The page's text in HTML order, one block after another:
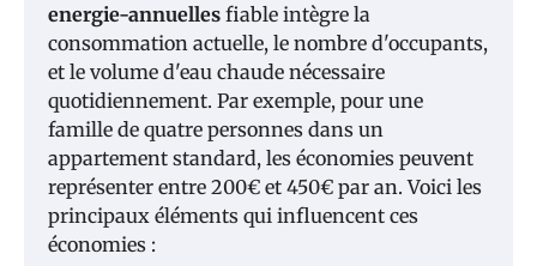
energie-annuelles fiable intègre la
consommation actuelle, le nombre d'occupants,
et le volume d'eau chaude nécessaire
quotidiennement. Par exemple, pour une
famille de quatre personnes dans un
appartement standard, les économies peuvent
représenter entre 200€ et 450€ par an. Voici les
principaux éléments qui influencent ces
économies :